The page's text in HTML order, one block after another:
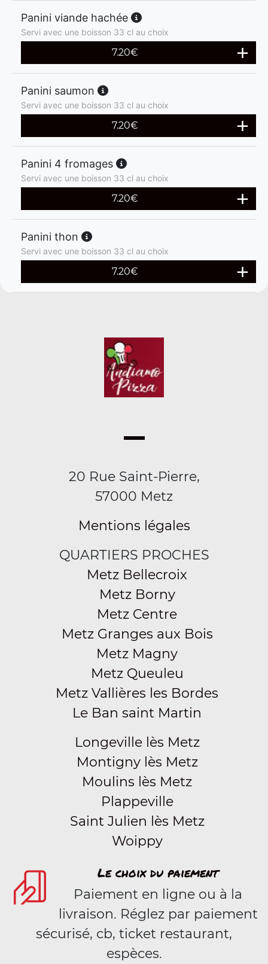
Panini viande hachée
Servi avec une boisson 33 cl au choix
7.20€
Panini saumon
Servi avec une boisson 33 cl au choix
7.20€
Panini 4 fromages
Servi avec une boisson 33 cl au choix
7.20€
Panini thon
Servi avec une boisson 33 cl au choix
7.20€
20 Rue Saint-Pierre,
57000 Metz
Mentions légales
QUARTIERS PROCHES
Metz Bellecroix
Metz Borny
Metz Centre
Metz Granges aux Bois
Metz Magny
Metz Queuleu
Metz Vallières les Bordes
Le Ban saint Martin
Longeville lès Metz
Montigny lès Metz
Moulins lès Metz
Plappeville
Saint Julien lès Metz
Woippy
Le choix du paiement
Paiement en ligne ou à la
livraison. Réglez par paiement
sécurisé, cb, ticket restaurant,
espèces.